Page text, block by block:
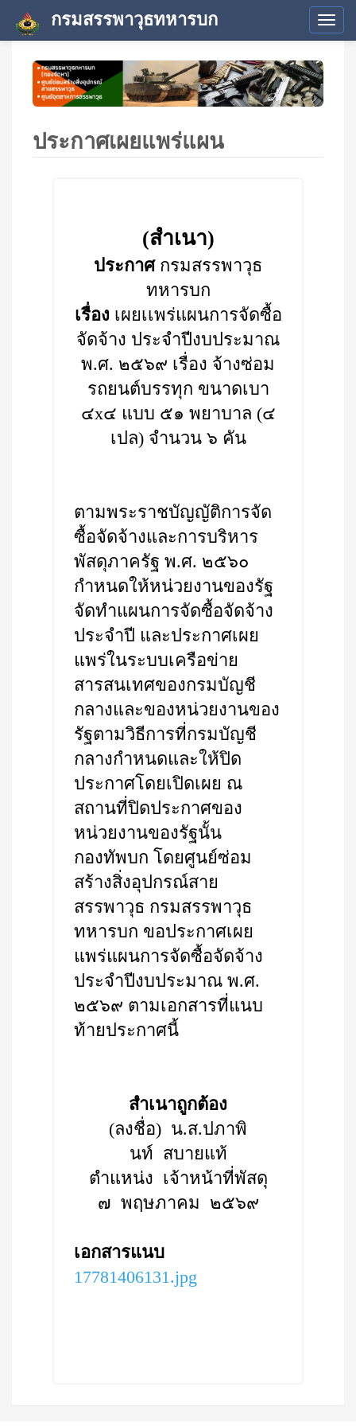
กรมสรรพาวุธทหารบก
ประกาศเผยแพร่แผน
(สำเนา)
ประกาศกรมสรรพาวุธ
ทหารบก
เรื่อง เผยเเพร่แผนการจัดซื้อ
จัดจ้าง ประจำปีงบประมาณ
พ.ศ. ๒๕๖๙ เรื่อง จ้างซ่อม
รถยนต์บรรทุก ขนาดเบา
๔x๔ แบบ ๕๑ พยาบาล (๔
เปล) จำนวน ๖ คัน
ตามพระราชบัญญัติการจัด
ซื้อจัดจ้างและการบริหาร
พัสดุภาครัฐ พ.ศ. ๒๕๖๐
กำหนดให้หน่วยงานของรัฐ
จัดทำแผนการจัดซื้อจัดจ้าง
ประจำปี และประกาศเผย
แพร่ในระบบเครือข่าย
สารสนเทศของกรมบัญชี
กลางและของหน่วยงานของ
รัฐตามวิธีการที่กรมบัญชี
กลางกำหนดและให้ปิด
ประกาศโดยเปิดเผย ณ
สถานที่ปิดประกาศของ
หน่วยงานของรัฐนั้น
กองทัพบก โดยศูนย์ซ่อม
สร้างสิ่งอุปกรณ์สาย
สรรพาวุธ กรมสรรพาวุธ
ทหารบก ขอประกาศเผย
แพร่แผนการจัดซื้อจัดจ้าง
ประจำปีงบประมาณ พ.ศ.
๒๕๖๙ ตามเอกสารที่แนบ
ท้ายประกาศนี้
สำเนาถูกต้อง
(ลงชื่อ) น.ส.ปภาพิ
นท์ สบายแท้
ตำแหน่ง เจ้าหน้าที่พัสดุ
๗ พฤษภาคม ๒๕๖๙
เอกสารแนบ
17781406131.jpg